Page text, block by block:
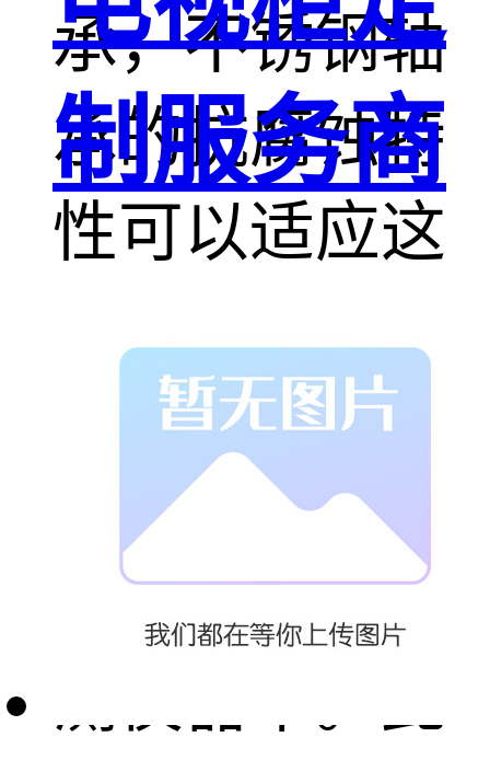
承，不锈钢轴
承的抗腐蚀特
性可以适应这
种恶劣环境，
被用于沿海监
测设备、港口
机械和海洋探
制服务商